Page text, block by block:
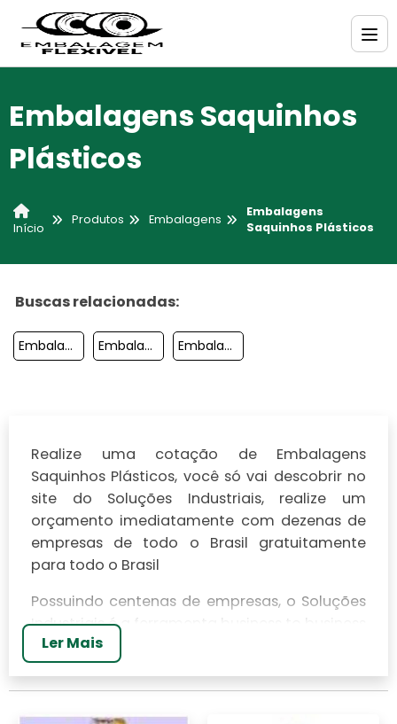
Embalagens Saquinhos
Plásticos
Início
Produtos Embalagens
Embalagens
Saquinhos Plásticos
Buscas relacionadas:
Embalagens Plasticas Para Alimentos Embalagens Para Frasco Embalagens Vazias
Realize uma cotação de Embalagens
Saquinhos Plásticos, você só vai descobrir no
site do Soluções Industriais, realize um
orçamento imediatamente com dezenas de
empresas de todo o Brasil gratuitamente
para todo o Brasil
Possuindo centenas de empresas, o Soluções
Industriais é a ferramenta business to business
mais completo da área industrial. Para
realizar um orçamento de Embalagens
Saquinhos Plásticos, clique em um ou mais
dos anuciantes a seguir:
Ler Mais